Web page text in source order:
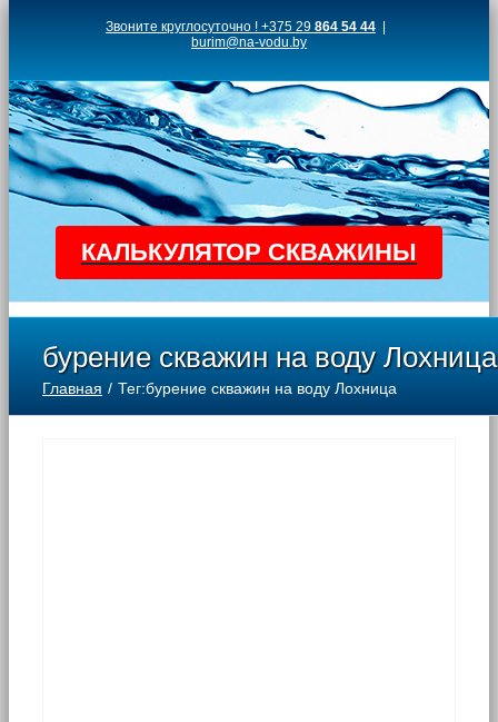
content
Звоните круглосуточно ! +375 29 864 54 44
burim@na-vodu.by
КАЛЬКУЛЯТОР СКВАЖИНЫ
бурение скважин на воду Лохница
Главная Тег:бурение скважин на воду Лохница